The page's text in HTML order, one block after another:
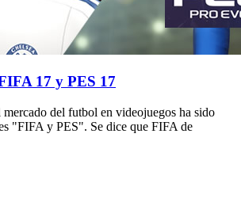
17 y PES 17
mercado del futbol en videojuegos ha sido
"FIFA y PES". Se dice que FIFA de